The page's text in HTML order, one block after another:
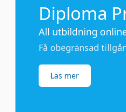
Diploma
All utbildning
Få obegränsad
Läs mer